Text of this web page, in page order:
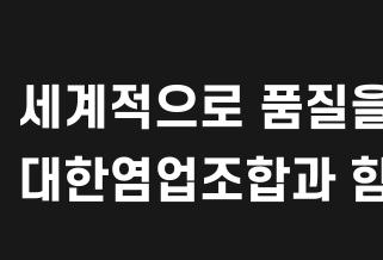
세계적으로 품질
대한염업조합과